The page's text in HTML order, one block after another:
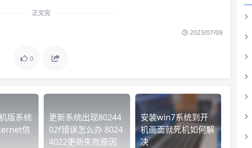
正文完
2023/07/09
0
版系统
信
更新系统出现80244
02f错误怎么办 8024
4022更新失败原因
安装win7系统到开
机画面就死机如何解
决